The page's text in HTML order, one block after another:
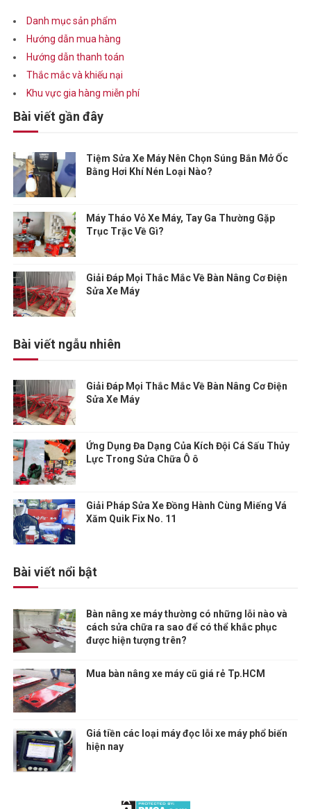
Danh mục sản phẩm
Hướng dẫn mua hàng
Hướng dẫn thanh toán
Thắc mắc và khiếu nại
Khu vực gia hàng miễn phí
Bài viết gần đây
Tiệm Sửa Xe Máy Nên Chọn Súng Bắn Mở Ốc
Bằng Hơi Khí Nén Loại Nào?
Máy Tháo Vỏ Xe Máy, Tay Ga Thường Gặp
Trục Trặc Về Gì?
Giải Đáp Mọi Thắc Mắc Về Bàn Nâng Cơ Điện
Sửa Xe Máy
Bài viết ngẫu nhiên
Giải Đáp Mọi Thắc Mắc Về Bàn Nâng Cơ Điện
Sửa Xe Máy
Ứng Dụng Đa Dạng Của Kích Đội Cá Sấu Thủy
Lực Trong Sửa Chữa Ô ô
Giải Pháp Sửa Xe Đồng Hành Cùng Miếng Vá
Xăm Quik Fix No. 11
Bài viết nổi bật
Bàn nâng xe máy thường có những lỗi nào và
cách sửa chữa ra sao để có thể khắc phục
được hiện tượng trên?
Mua bàn nâng xe máy cũ giá rẻ Tp.HCM
Giá tiền các loại máy đọc lỗi xe máy phổ biến
hiện nay